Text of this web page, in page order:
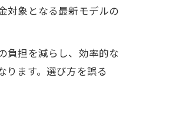
対象となる最新モデルの
負担を減らし、効率的な
ます。選び方を誤る